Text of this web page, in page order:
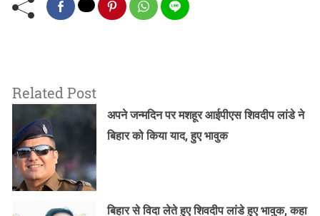
Related Post
अपने जन्मदिन पर मशहूर आईपीएस शिवदीप लांडे ने
बिहार को किया याद, हुए भावुक
बिहार से विदा लेते हुए शिवदीप लांडे हुए भावुक, कहा